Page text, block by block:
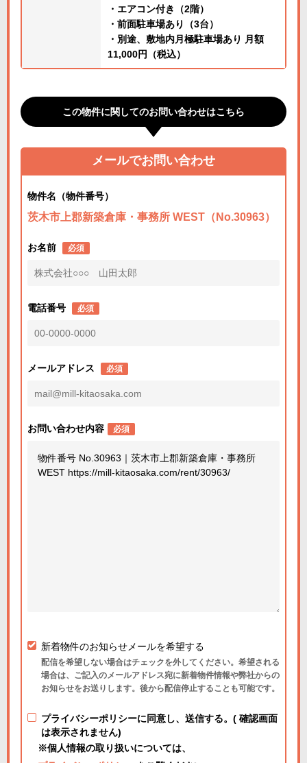
・エアコン付き（2階）
・前面駐車場あり（3台）
・別途、敷地内月極駐車場あり 月額
11,000円（税込）
この物件に関してのお問い合わせはこちら
メールでお問い合わせ
物件名（物件番号）
茨木市上郡新築倉庫・事務所 WEST（No.30963）
お名前 必須
電話番号 必須
メールアドレス 必須
お問い合わせ内容 必須
新着物件のお知らせメールを希望する
配信を希望しない場合はチェックを外してください。希望される
場合は、ご記入のメールアドレス宛に新着物件情報や弊社からの
お知らせをお送りします。後から配信停止することも可能です。
プライバシーポリシーに同意し、送信する。( 確認画面
は表示されません)
※個人情報の取り扱いについては、